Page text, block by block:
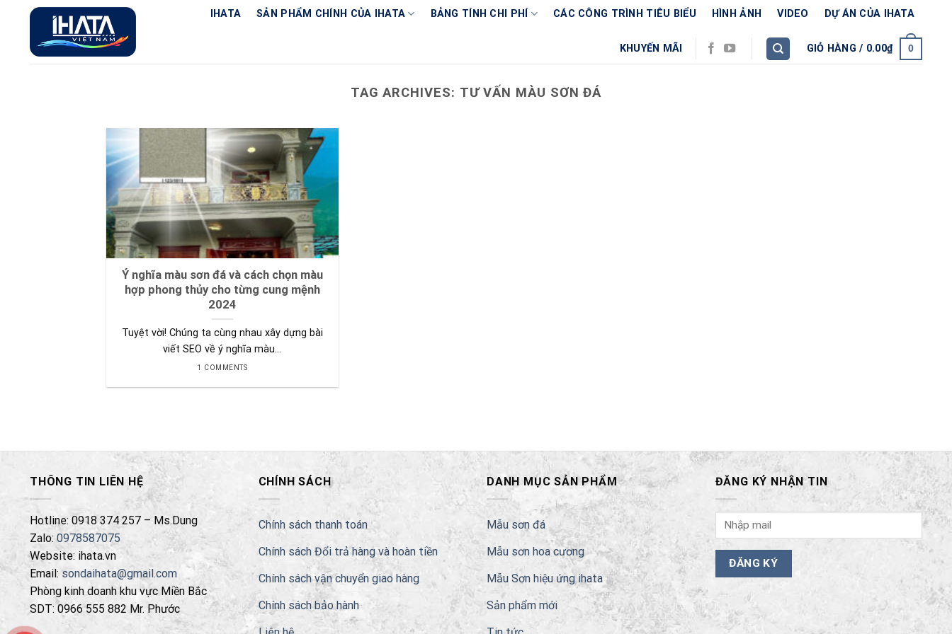
Chuyển
IHATA SẢN PHẨM CHÍNH CỦA IHATA BẢNG TÍNH CHI PHÍ CÁC CÔNG TRÌNH TIÊU BIỂU HÌNH ẢNH VIDEO DỰ ÁN CỦA IHATA
KHUYẾN MÃI GIỎ HÀNG / 0.00₫ 0
TAG ARCHIVES: TƯ VẤN MÀU SƠN ĐÁ
Ý nghĩa màu sơn đá và cách chọn màu
hợp phong thủy cho từng cung mệnh
2024
Tuyệt vời! Chúng ta cùng nhau xây dựng bài
viết SEO về ý nghĩa màu...
1 COMMENTS
THÔNG TIN LIÊN HỆ
Hotline: 0918 374 257 – Ms.Dung
Zalo:0978587075
Website: ihata.vn
Email: sondaihata@gmail.com
Phòng kinh doanh khu vực Miền Bắc
SDT: 0966 555 882 Mr. Phước
CHÍNH SÁCH
Chính sách thanh toán
Chính sách Đổi trả hàng và hoàn tiền
Chính sách vận chuyển giao hàng
Chính sách bảo hành
DANH MỤC SẢN PHẨM
Mẫu sơn đá
Mẫu sơn hoa cương
Mẫu Sơn hiệu ứng ihata
Sản phẩm mới
ĐĂNG KÝ NHẬN TIN